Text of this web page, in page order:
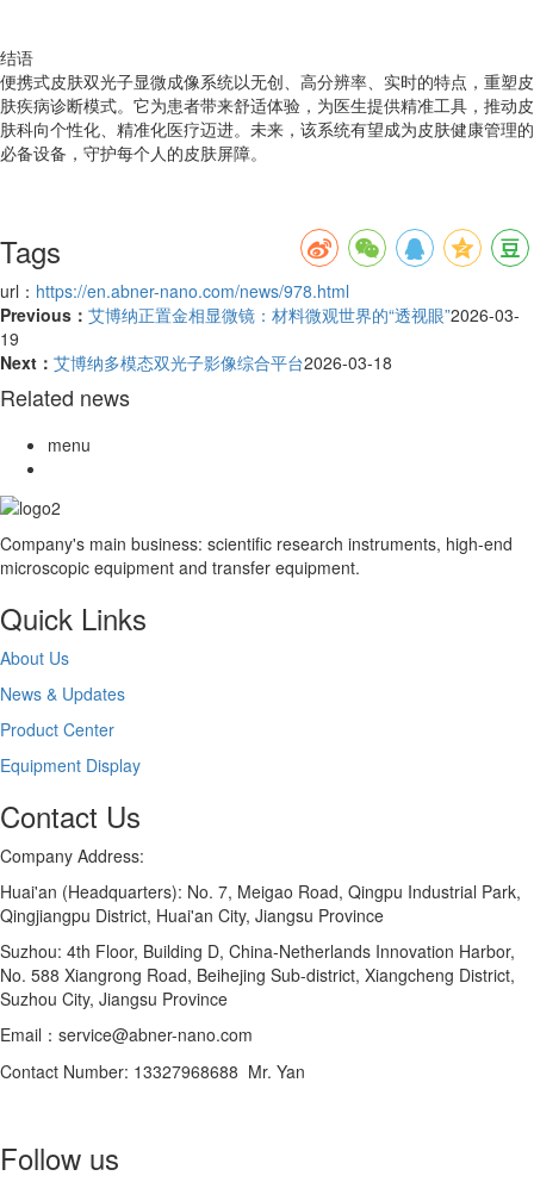
结语
便携式皮肤双光子显微成像系统以无创、高分辨率、实时的特点，重塑皮
肤疾病诊断模式。它为患者带来舒适体验，为医生提供精准工具，推动皮
肤科向个性化、精准化医疗迈进。未来，该系统有望成为皮肤健康管理的
必备设备，守护每个人的皮肤屏障。
Tags
url： https://en.abner-nano.com/news/978.html
Previous： 艾博纳正置金相显微镜：材料微观世界的“透视眼”2026-03-
19
Next： 艾博纳多模态双光子影像综合平台2026-03-18
Related news
menu
Company's main business: scientific research instruments, high-end
microscopic equipment and transfer equipment.
Quick Links
About Us
News & Updates
Product Center
Equipment Display
Contact Us
Company Address:
Huai'an (Headquarters): No. 7, Meigao Road, Qingpu Industrial Park,
Qingjiangpu District, Huai'an City, Jiangsu Province
Suzhou: 4th Floor, Building D, China-Netherlands Innovation Harbor,
No. 588 Xiangrong Road, Beihejing Sub-district, Xiangcheng District,
Suzhou City, Jiangsu Province
Email：service@abner-nano.com
Contact Number: 13327968688 Mr. Yan
Follow us